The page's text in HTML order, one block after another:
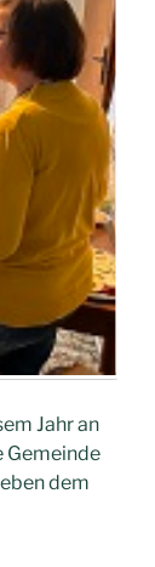
Jahr an
Gemeinde
dem